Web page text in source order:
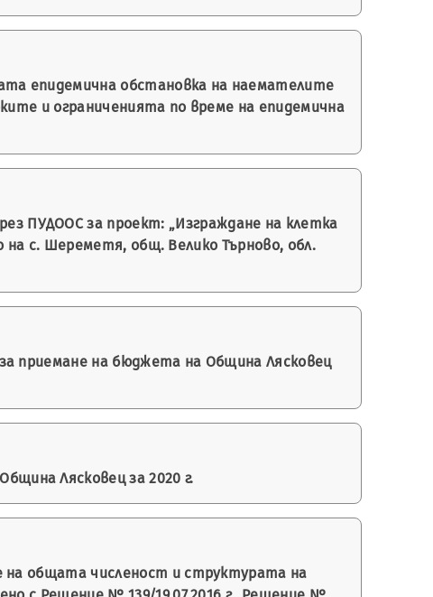
епидемична обстановка на наемателите
и ограниченията по време на епидемична
ПУДООС за проект: „Изграждане на клетка
на с. Шереметя, общ. Велико Търново, обл.
приемане на бюджета на Община Лясковец
Лясковец за 2020 г.
на общата численост и структурата на